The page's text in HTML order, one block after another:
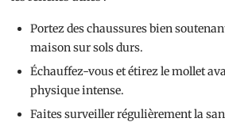
Portez des chaussures bien
maison sur sols durs.
Échauffez-vous et étirez le mollet
physique intense.
Faites surveiller régulièrement la